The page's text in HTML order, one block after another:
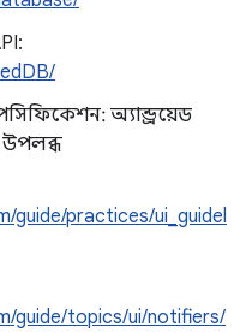
অ্যান্ড্রয়েড
উপলব্ধ
guide/practices/ui_guidel
guide/topics/ui/notifiers/